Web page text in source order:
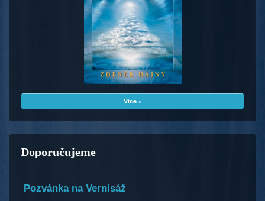
Více »
Doporučujeme
Pozvánka na Vernisáž